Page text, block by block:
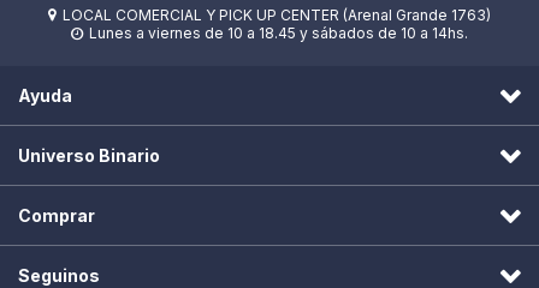
 LOCAL COMERCIAL Y PICK UP CENTER (Arenal Grande 1763)
 Lunes a viernes de 10 a 18.45 y sábados de 10 a 14hs.
Ayuda
Universo Binario
Comprar
Seguinos